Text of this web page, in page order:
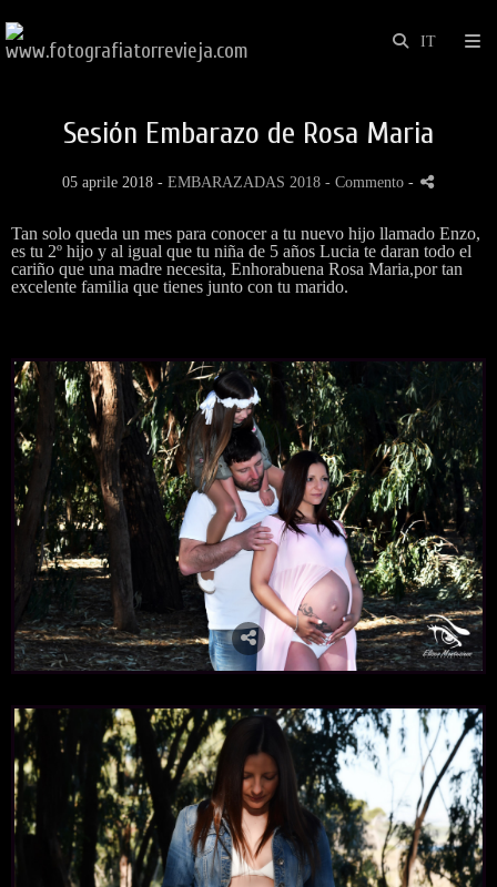
Sesión Embarazo de Rosa Maria
05 aprile 2018 - EMBARAZADAS 2018 - Commento -
Tan solo queda un mes para conocer a tu nuevo hijo llamado Enzo,
es tu 2º hijo y al igual que tu niña de 5 años Lucia te daran todo el
cariño que una madre necesita, Enhorabuena Rosa Maria,por tan
excelente familia que tienes junto con tu marido.